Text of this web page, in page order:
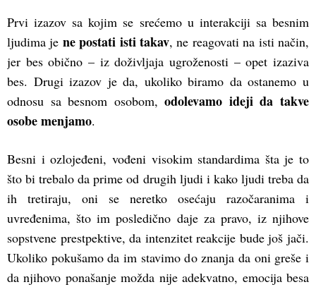
Prvi izazov sa kojim se srećemo u interakciji sa besnim
ljudima je ne postati isti takav, ne reagovati na isti način,
jer bes obično – iz doživljaja ugroženosti – opet izaziva
bes. Drugi izazov je da, ukoliko biramo da ostanemo u
odnosu sa besnom osobom,odolevamo ideji da takve
osobe menjamo.
Besni i ozlojeđeni, vođeni visokim standardima šta je to
što bi trebalo da prime od drugih ljudi i kako ljudi treba da
ih tretiraju, oni se neretko osećaju razočaranima i
uvređenima, što im posledično daje za pravo, iz njihove
sopstvene prestpektive, da intenzitet reakcije bude još jači.
Ukoliko pokušamo da im stavimo do znanja da oni greše i
da njihovo ponašanje možda nije adekvatno, emocija besa